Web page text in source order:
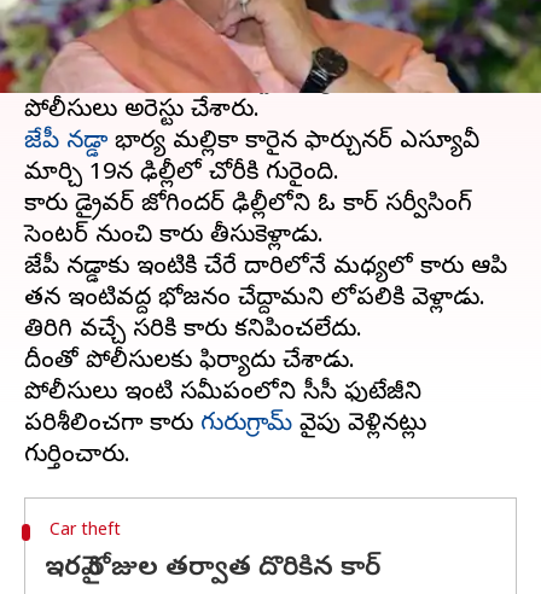
గత నెల 19న దొంగతనానికి గురైన బీజేపీ అధ్యక్షుడు
జేపీ నడ్డా భార్య కారు వారణాసిలో దొరికేసింది.
ఈ కేసుకు సంబంధించి ఇద్దరు వ్యక్తులను కూడా
జేపీ నడ్డా భార్య మల్లికా కారైన ఫార్చునర్ ఎస్యూవీ
మార్చి 19న ఢిల్లీలో చోరీకి గురైంది.
కారు డ్రైవర్ జోగిందర్ ఢిల్లీలోని ఓ కార్ సర్వీసింగ్
సెంటర్ నుంచి కారు తీసుకెళ్లాడు.
జేపీ నడ్డాకు ఇంటికి చేరే దారిలోనే మధ్యలో కారు ఆపి
తన ఇంటివద్ద భోజనం చేద్దామని లోపలికి వెళ్లాడు.
తిరిగి వచ్చే సరికి కారు కనిపించలేదు.
దీంతో పోలీసులకు ఫిర్యాదు చేశాడు.
పోలీసులు ఇంటి సమీపంలోని సీసీ ఫుటేజీని
పరిశీలించగా కారు గురుగ్రామ్ వైపు వెళ్లినట్లు
Car theft
ఇరవై రోజుల తర్వాత దొరికిన కార్